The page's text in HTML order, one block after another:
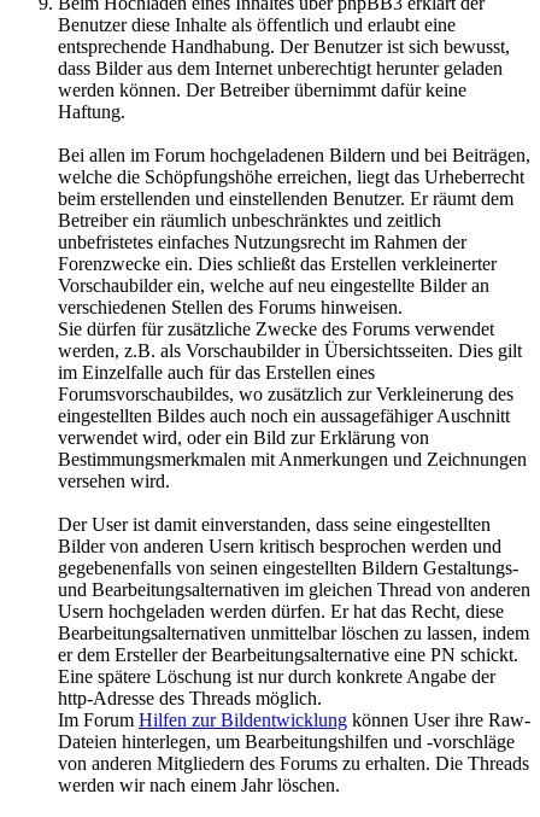
Benutzer diese Inhalte als öffentlich und erlaubt eine
entsprechende Handhabung. Der Benutzer ist sich bewusst,
dass Bilder aus dem Internet unberechtigt herunter geladen
werden können. Der Betreiber übernimmt dafür keine
Haftung.
Bei allen im Forum hochgeladenen Bildern und bei Beiträgen,
welche die Schöpfungshöhe erreichen, liegt das Urheberrecht
beim erstellenden und einstellenden Benutzer. Er räumt dem
Betreiber ein räumlich unbeschränktes und zeitlich
unbefristetes einfaches Nutzungsrecht im Rahmen der
Forenzwecke ein. Dies schließt das Erstellen verkleinerter
Vorschaubilder ein, welche auf neu eingestellte Bilder an
verschiedenen Stellen des Forums hinweisen.
Sie dürfen für zusätzliche Zwecke des Forums verwendet
werden, z.B. als Vorschaubilder in Übersichtsseiten. Dies gilt
im Einzelfalle auch für das Erstellen eines
Forumsvorschaubildes, wo zusätzlich zur Verkleinerung des
eingestellten Bildes auch noch ein aussagefähiger Auschnitt
verwendet wird, oder ein Bild zur Erklärung von
Bestimmungsmerkmalen mit Anmerkungen und Zeichnungen
versehen wird.
Der User ist damit einverstanden, dass seine eingestellten
Bilder von anderen Usern kritisch besprochen werden und
gegebenenfalls von seinen eingestellten Bildern Gestaltungs-
und Bearbeitungsalternativen im gleichen Thread von anderen
Usern hochgeladen werden dürfen. Er hat das Recht, diese
Bearbeitungsalternativen unmittelbar löschen zu lassen, indem
er dem Ersteller der Bearbeitungsalternative eine PN schickt.
Eine spätere Löschung ist nur durch konkrete Angabe der
http-Adresse des Threads möglich.
Im Forum Hilfen zur Bildentwicklung können User ihre Raw-
Dateien hinterlegen, um Bearbeitungshilfen und -vorschläge
von anderen Mitgliedern des Forums zu erhalten. Die Threads
werden wir nach einem Jahr löschen.